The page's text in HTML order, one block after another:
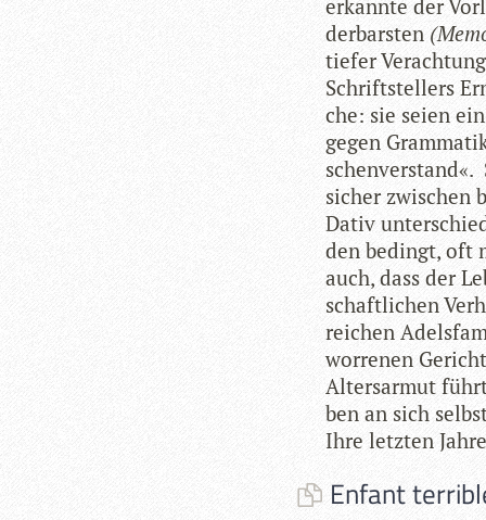
erkannte der
der­bars­ten
tie­fer
Schrift­stel­lers
che: sie seien
gegen
sicher zwi­schen
Dativ
den bedingt, oft
auch, dass der
schaft­li­chen
rei­chen
wor­re­nen
Alters­ar­mut
ben an sich
Ihre letz­ten
Enfant